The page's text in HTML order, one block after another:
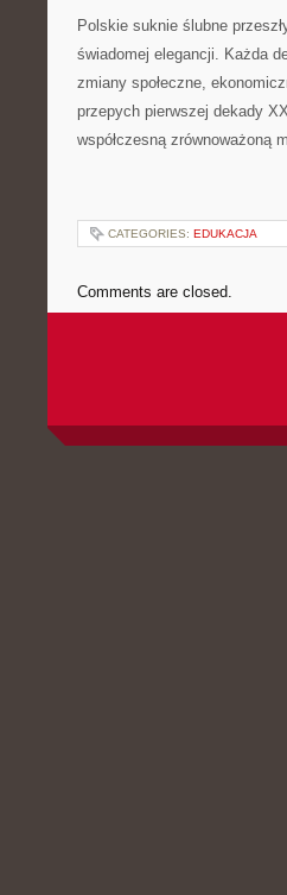
Polskie suknie ślubne
świadomej elegancji. Każda
zmiany społeczne,
przepych pierwszej dekady
współczesną zrównoważoną
CATEGORIES: EDUKACJA
Comments are closed.